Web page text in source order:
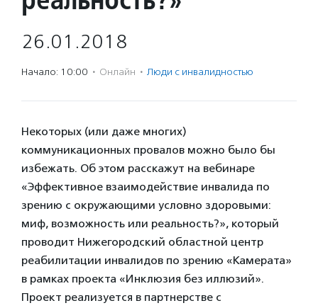
26.01.2018
Начало: 10:00 · Онлайн · Люди с инвалидностью
Некоторых (или даже многих)
коммуникационных провалов можно было бы
избежать. Об этом расскажут на вебинаре
«Эффективное взаимодействие инвалида по
зрению с окружающими условно здоровыми:
миф, возможность или реальность?», который
проводит Нижегородский областной центр
реабилитации инвалидов по зрению «Камерата»
в рамках проекта «Инклюзия без иллюзий».
Проект реализуется в партнерстве с